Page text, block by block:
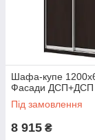
Шафа-купе
Фасади ДСП+ДСП
Під замовлення
8 915 ₴